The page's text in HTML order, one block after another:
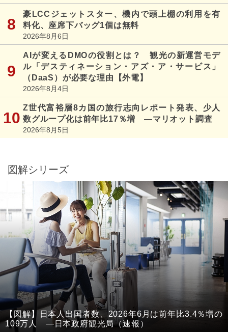
豪LCCジェットスター、機内で頭上棚の利用を有
料化、座席下バッグ1個は無料
2026年8月6日
AIが変えるDMOの役割とは？ 観光の新運営モデ
ル「デスティネーション・アズ・ア・サービス」
（DaaS）が必要な理由【外電】
2026年8月4日
Z世代富裕層8カ国の旅行志向レポート発表、少人
数グループ化は前年比17％増 ―マリオット調査
2026年8月5日
図解シリーズ
【図解】日本人出国者数、2026年6月は前年比3.4％増の
109万人 ―日本政府観光局（速報）